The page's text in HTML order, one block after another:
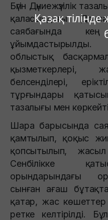
Қазақ
Бүгін Дүниежүзілік
қаласындағы
саябағында
облыстық
қызметкерлері,
белсенділері,
тұрғындары
тазалығы мен
Шара барысында
қамтылып, қоқыс
қопсытылып,
Сенбілікке
орындарындағы
сынған ағаш
қатар, жас көшеттер
ретке келтірілді.